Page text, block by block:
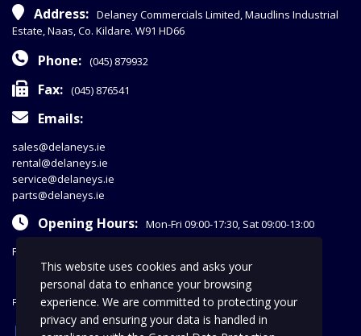
Address: Delaney Commercials Limited, Maudlins Industrial
Estate, Naas, Co. Kildare. W91 HD66
Phone: (045) 879932
Fax: (045) 876541
Emails:
sales@delaneys.ie
rental@delaneys.ie
service@delaneys.ie
parts@delaneys.ie
Opening Hours: Mon-Fri 09:00-17:30, Sat 09:00-13:00
Privacy Policy
FOLLOW US
facebook
This website uses cookies and asks your
personal data to enhance your browsing
experience. We are committed to protecting your
privacy and ensuring your data is handled in